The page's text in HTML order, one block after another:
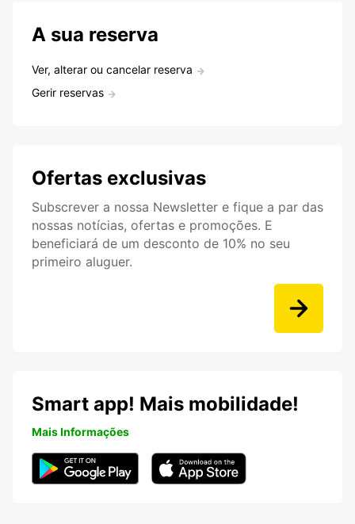
A sua reserva
Ver, alterar ou cancelar reserva
Gerir reservas
Ofertas exclusivas
Subscrever a nossa Newsletter e fique a par das
nossas notícias, ofertas e promoções. E
beneficiará de um desconto de 10% no seu
primeiro aluguer.
Smart app! Mais mobilidade!
Mais Informações